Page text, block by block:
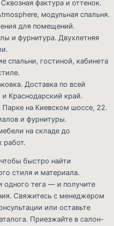
фактура и оттенок.
модульная спальня.
для помещений.
и фурнитура. Двухлетняя
спальни, гостиной, кабинета
Доставка по всей
Краснодарский край.
на Киевском шоссе, 22.
и фурнитуры.
на складе до
работ.
быстро найти
стиля и материала.
одного тега — и получите
Свяжитесь с менеджером
или оставьте
Приезжайте в салон-